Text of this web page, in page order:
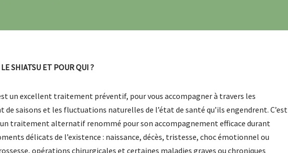
SHIATSU ET POUR QUI ?
un excellent traitement préventif, pour vous accompagner à travers les
de saisons et les fluctuations naturelles de l’état de santé qu’ils engendrent. C’est
traitement alternatif renommé pour son accompagnement efficace durant
délicats de l’existence : naissance, décès, tristesse, choc émotionnel ou
opérations chirurgicales et certaines maladies graves ou chroniques